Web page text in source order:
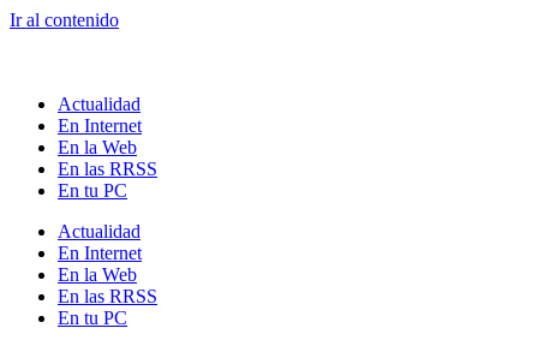
Ir al contenido
Actualidad
En Internet
En la Web
En las RRSS
En tu PC
Actualidad
En Internet
En la Web
En las RRSS
En tu PC